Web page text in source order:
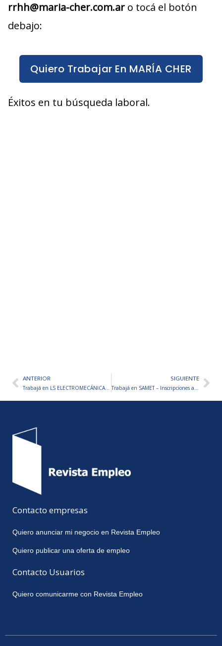
rrhh@maria-cher.com.ar o tocá el botón
debajo:
Quiero Trabajar En MARÍA CHER
Éxitos en tu búsqueda laboral.
AntANTERIOR
Trabajá en LS ELECTROMECÁNICA S.A. – Inscripciones abiertas
SIGUIENTE
Trabajá en SAMET – Inscripciones abiertas
Contacto empresas
Quiero anunciar mi negocio en Revista Empleo
Quiero publicar una oferta de empleo
Contacto Usuarios
Quiero comunicarme con Revista Empleo